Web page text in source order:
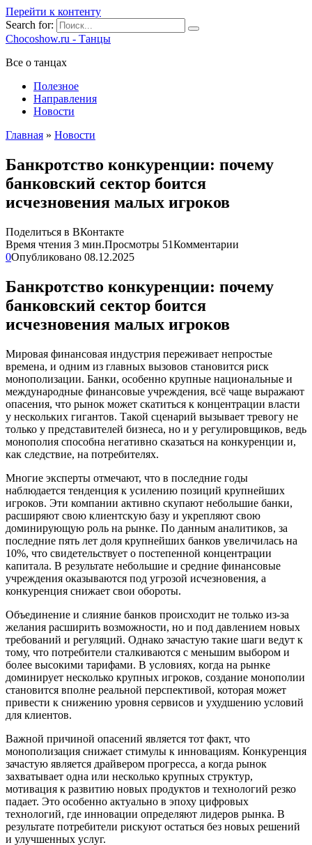
Перейти к контенту
Search for:
Chocoshow.ru - Танцы
Все о танцах
Полезное
Направления
Новости
Главная » Новости
Банкротство конкуренции: почему
банковский сектор боится
исчезновения малых игроков
Поделиться в ВКонтакте
Время чтения 3 мин.Просмотры 51Комментарии
0Опубликовано 08.12.2025
Банкротство конкуренции: почему
банковский сектор боится
исчезновения малых игроков
Мировая финансовая индустрия переживает непростые
времена, и одним из главных вызовов становится риск
монополизации. Банки, особенно крупные национальные и
международные финансовые учреждения, всё чаще выражают
опасения, что рынок может скатиться к концентрации власти
у нескольких гигантов. Такой сценарий вызывает тревогу не
только у представителей бизнеса, но и у регулировщиков, ведь
монополия способна негативно сказаться на конкуренции и,
как следствие, на потребителях.
Многие эксперты отмечают, что в последние годы
наблюдается тенденция к усилению позиций крупнейших
игроков. Эти компании активно скупают небольшие банки,
расширяют свою клиентскую базу и укрепляют свою
доминирующую роль на рынке. По данным аналитиков, за
последние пять лет доля крупнейших банков увеличилась на
10%, что свидетельствует о постепенной концентрации
капитала. В результате небольшие и средние финансовые
учреждения оказываются под угрозой исчезновения, а
конкуренция снижает свои обороты.
Объединение и слияние банков происходит не только из-за
желания расширить возможности, но и под давлением новых
требований и регуляций. Однако зачастую такие шаги ведут к
тому, что потребители сталкиваются с меньшим выбором и
более высокими тарифами. В условиях, когда на рынке
доминирует несколько крупных игроков, создание монополии
становится вполне реальной перспективой, которая может
привести к снижению уровня сервисов и ухудшению условий
для клиентов.
Важной причиной опасений является тот факт, что
монополизация снижает стимулы к инновациям. Конкуренция
зачастую является драйвером прогресса, а когда рынок
захватывает одна или несколько крупных структур,
мотивация к развитию новых продуктов и технологий резко
падает. Это особенно актуально в эпоху цифровых
технологий, где инновации определяют лидеров рынка. В
результате потребители рискуют остаться без новых решений
и улучшенных услуг.